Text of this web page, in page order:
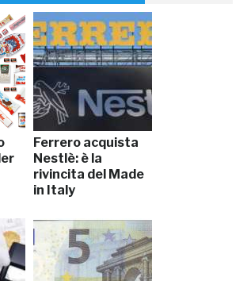
Ferrero acquista
Nestlè: è la
rivincita del Made
in Italy